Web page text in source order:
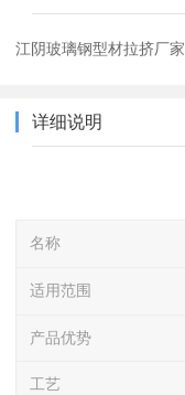
江阴玻璃钢型材拉挤厂家
详细说明
名称
适用范围
产品优势
工艺